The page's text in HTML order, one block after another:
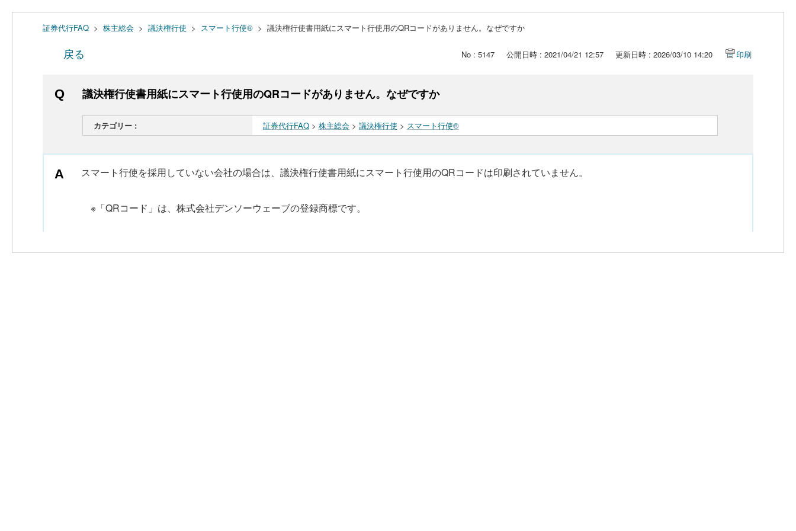
証券代行FAQ > 株主総会 > 議決権行使 > スマート行使® > 議決権行使書用紙にスマート行使用のQRコードがありません。なぜですか
戻る No : 5147 公開日時 : 2021/04/21 12:57 更新日時 : 2026/03/10 14:20 印刷
議決権行使書用紙にスマート行使用のQRコードがありません。なぜですか
カテゴリー : 証券代行FAQ> 株主総会> 議決権行使 > スマート行使®
スマート行使を採用していない会社の場合は、議決権行使書用紙にスマート行使用のQRコードは印刷されていません。
※「QRコード」は、株式会社デンソーウェーブの登録商標です。